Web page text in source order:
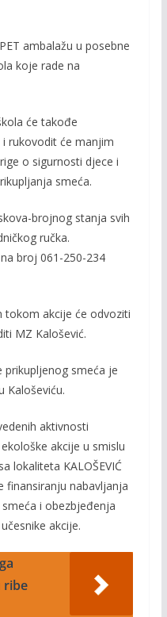
ambalažu u posebne
koje rade na
će takođe
rukovodit će manjim
o sigurnosti djece i
smeća.
brojnog stanja svih
ručka.
broj 061-250-234
tokom akcije će odvoziti
MZ Kalošević.
smeća je
Kaloševiću.
aktivnosti
akcije u smislu
lokaliteta KALOŠEVIĆ
finansiranju nabavljanja
i obezbjeđenja
akcije.
ribe